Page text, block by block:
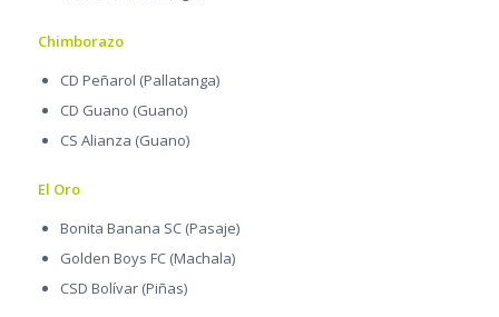
Chimborazo
CD Peñarol (Pallatanga)
CD Guano (Guano)
CS Alianza (Guano)
El Oro
Bonita Banana SC (Pasaje)
Golden Boys FC (Machala)
CSD Bolívar (Piñas)